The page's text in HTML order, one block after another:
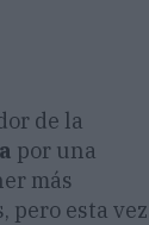
de la
por una
más
pero esta vez